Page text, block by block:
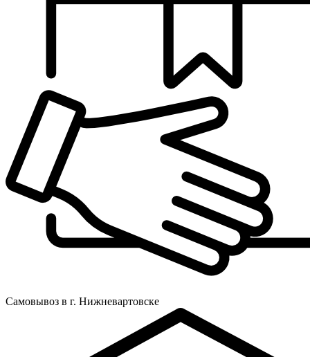
Самовывоз в г. Нижневартовске